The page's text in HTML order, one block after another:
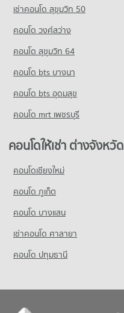
เช่าคอนโด สุขุมวิท 50
คอนโด วงศ์สว่าง
คอนโด สุขุมวิท 64
คอนโด bts บางนา
คอนโด bts อุดมสุข
คอนโด mrt เพชรบุรี
คอนโดให้เช่า ต่างจังหวัด
คอนโดเชียงใหม่
คอนโด ภูเก็ต
คอนโด บางแสน
เช่าคอนโด ศาลายา
คอนโด ปทุมธานี